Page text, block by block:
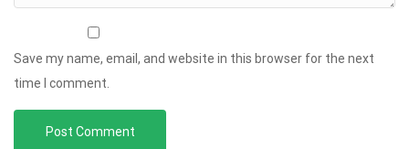
Save my name, email, and website in this browser for the next
time I comment.